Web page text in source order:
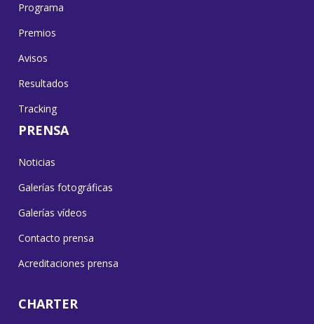
Programa
Premios
Avisos
Resultados
Tracking
PRENSA
Noticias
Galerías fotográficas
Galerías vídeos
Contacto prensa
Acreditaciones prensa
CHARTER